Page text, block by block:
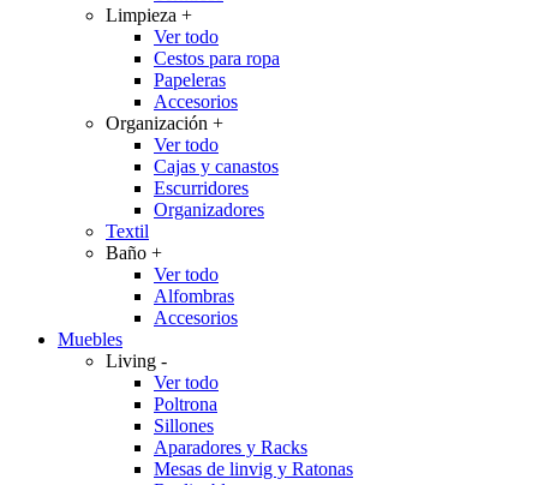
Limpieza +
Ver todo
Cestos para ropa
Papeleras
Accesorios
Organización +
Ver todo
Cajas y canastos
Escurridores
Organizadores
Textil
Baño +
Ver todo
Alfombras
Accesorios
Muebles
Living -
Ver todo
Poltrona
Sillones
Aparadores y Racks
Mesas de linvig y Ratonas